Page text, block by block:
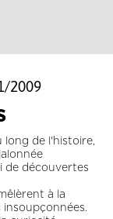
2009
de l'histoire,
de découvertes
à la